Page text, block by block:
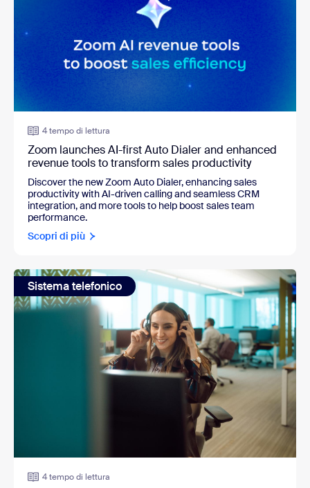
4 tempo di lettura
Zoom launches AI-first Auto Dialer and enhanced
revenue tools to transform sales productivity
Discover the new Zoom Auto Dialer, enhancing sales
productivity with AI-driven calling and seamless CRM
integration, and more tools to help boost sales team
performance.
Scopri di più
Sistema telefonico
4 tempo di lettura